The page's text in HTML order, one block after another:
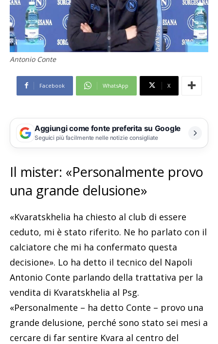
Antonio Conte
Facebook WhatsApp X
Aggiungi come fonte preferita su Google
Seguici più facilmente nelle notizie consigliate
Il mister: «Personalmente provo
una grande delusione»
«Kvaratskhelia ha chiesto al club di essere
ceduto, mi è stato riferito. Ne ho parlato con il
calciatore che mi ha confermato questa
decisione». Lo ha detto il tecnico del Napoli
Antonio Conte parlando della trattativa per la
vendita di Kvaratskhelia al Psg.
«Personalmente – ha detto Conte – provo una
grande delusione, perché sono stato sei mesi a
cercare di far sentire Kvara al centro del